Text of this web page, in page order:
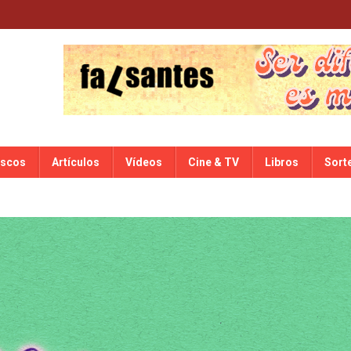
Artículos Vídeos Cine & TV Libros